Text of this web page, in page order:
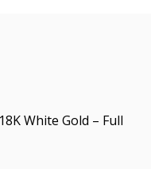
White Gold – Full